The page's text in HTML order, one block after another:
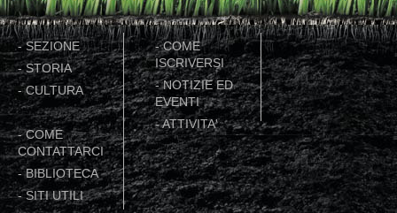
-SEZIONE
-STORIA
-CULTURA
-COME
ISCRIVERSI
-NOTIZIE ED
EVENTI
-ATTIVITA'
-COME
CONTATTARCI
-BIBLIOTECA
-SITI UTILI